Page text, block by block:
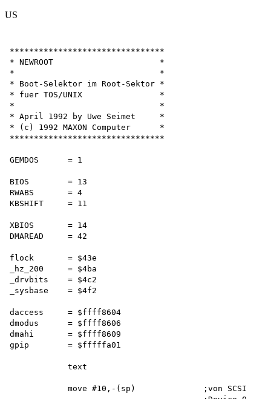
US
********************************
* NEWROOT                      *
*                              *
* Boot-Selektor im Root-Sektor *
* fuer TOS/UNIX                *
*                              *
* April 1992 by Uwe Seimet     *
* (c) 1992 MAXON Computer      *
********************************
GEMDOS      = 1
BIOS        = 13
RWABS       = 4
KBSHIFT     = 11
XBIOS       = 14
DMAREAD     = 42
flock       = $43e
_hz_200     = $4ba
_drvbits    = $4c2
_sysbase    = $4f2
daccess     = $ffff8604
dmodus      = $ffff8606
dmahi       = $ffff8609
gpip        = $fffffa01
            text
            move #10,-(sp)              ;von SCSI